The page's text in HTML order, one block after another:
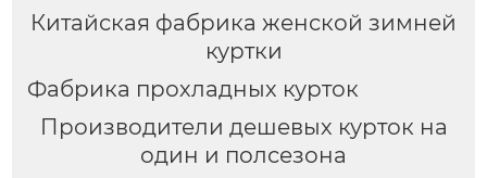
Китайская фабрика женской зимней
куртки
Фабрика прохладных курток
Производители дешевых курток на
один и полсезона